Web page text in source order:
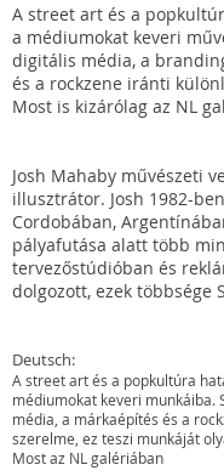
A street art és a
a médiumokat keveri
digitális média, a
és a rockzene iránti
Most is kizárólag az NL
Josh Mahaby művészeti
illusztrátor. Josh 1982-
Cordobában,
pályafutása alatt több
tervezőstúdióban és
dolgozott, ezek többsége
Deutsch:
A street art és a popkultúra
médiumokat keveri munkáiba.
média, a márkaépítés és a
szerelme, ez teszi munkáját
Most az NL galériában